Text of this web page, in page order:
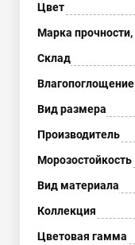
Цвет
Марка
Склад
Влагопоглощение
Вид размера
Производитель
Морозостойкость
Вид материала
Коллекция
Цветовая гамма